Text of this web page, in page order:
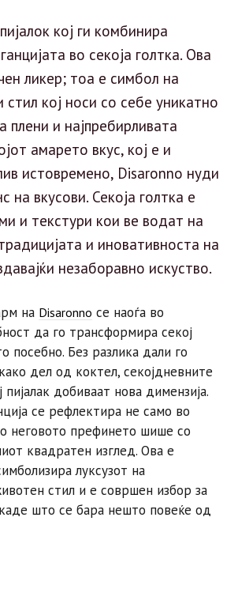
кој ги комбинира
во секоја голтка. Ова
ликер; тоа е симбол на
кој носи со себе уникатно
плени и најпребирливата
амарето вкус, кој е и
истовремено, Disaronno нуди
на вкусови. Секоја голтка е
и текстури кои ве водат на
и иновативноста на
незаборавно искуство.
на Disaronno се наоѓа во
да го трансформира секој
посебно. Без разлика дали го
дел од коктел, секојдневните
добиваат нова димензија.
се рефлектира не само во
неговото префинето шише со
квадратен изглед. Ова е
луксузот на
стил и е совршен избор за
што се бара нешто повеќе од